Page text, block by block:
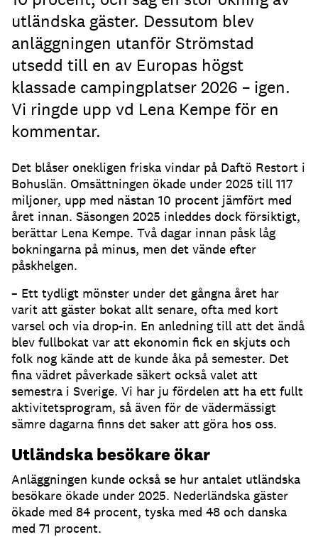
utländska gäster. Dessutom blev
anläggningen utanför Strömstad
utsedd till en av Europas högst
klassade campingplatser 2026 – igen.
Vi ringde upp vd Lena Kempe för en
kommentar.
Det blåser onekligen friska vindar på Daftö Restort i
Bohuslän. Omsättningen ökade under 2025 till 117
miljoner, upp med nästan 10 procent jämfört med
året innan. Säsongen 2025 inleddes dock försiktigt,
berättar Lena Kempe. Två dagar innan påsk låg
bokningarna på minus, men det vände efter
påskhelgen.
– Ett tydligt mönster under det gångna året har
varit att gäster bokat allt senare, ofta med kort
varsel och via drop-in. En anledning till att det ändå
blev fullbokat var att ekonomin fick en skjuts och
folk nog kände att de kunde åka på semester. Det
fina vädret påverkade säkert också valet att
semestra i Sverige. Vi har ju fördelen att ha ett fullt
aktivitetsprogram, så även för de vädermässigt
sämre dagarna finns det saker att göra hos oss.
Utländska besökare ökar
Anläggningen kunde också se hur antalet utländska
besökare ökade under 2025. Nederländska gäster
ökade med 84 procent, tyska med 48 och danska
med 71 procent.